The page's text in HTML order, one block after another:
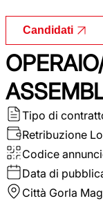
Candidati
Tipo di
Retribuzione
Codice
Data di
Città Gorla